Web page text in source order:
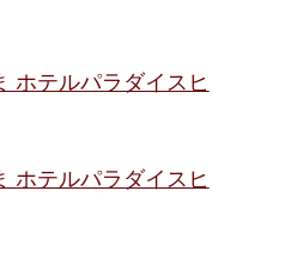
ホテルパラダイスヒ
ホテルパラダイスヒ